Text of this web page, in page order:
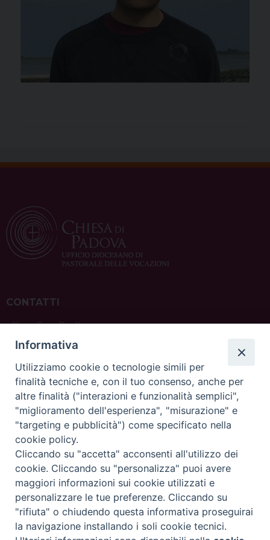
CONTATTI
ufficio: Casa Pio X
via Bonporti, 20 – 35141 Padova
tel: +39 351 619 2354
e mail:ufficiovocazionipadova@gmail.com
sede: Casa Sant'Andrea
via Valmarana, 20 – 35133 Padova
instagram:@casasantandreapadova
e mail:casasantandreapadova@gmail.com
Copyright© ChiesadiPadova2022 Privacy Policy
Informativa
Utilizziamo cookie o tecnologie simili per
finalità tecniche e, con il tuo consenso, anche per
altre finalità ("interazioni e funzionalità semplici",
"miglioramento dell'esperienza", "misurazione" e
"targeting e pubblicità") come specificato nella
cookie policy.
Cliccando su "accetta" acconsenti all'utilizzo dei
cookie. Cliccando su "personalizza" puoi avere
maggiori informazioni sui cookie utilizzati e
personalizzare le tue preferenze. Cliccando su
"rifiuta" o chiudendo questa informativa proseguirai
la navigazione installando i soli cookie tecnici.